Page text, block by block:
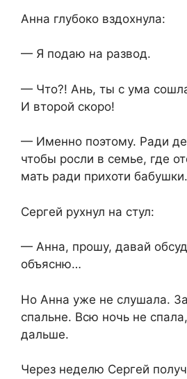
Анна глубоко вздохнула:
— Я подаю на развод.
— Что?! Ань, ты с ума
И второй скоро!
— Именно поэтому. Ради
чтобы росли в семье, где
мать ради прихоти бабушки.
Сергей рухнул на стул:
— Анна, прошу, давай
объясню…
Но Анна уже не слушала.
спальне. Всю ночь не
дальше.
Через неделю Сергей